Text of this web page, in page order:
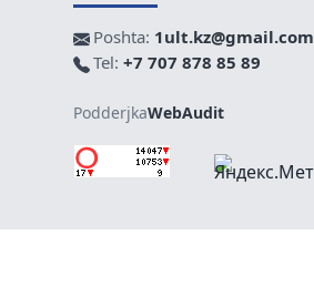
Poshta: 1ult.kz@gmail.com
Tel: +7 707 878 85 89
PodderjkaWebAudit